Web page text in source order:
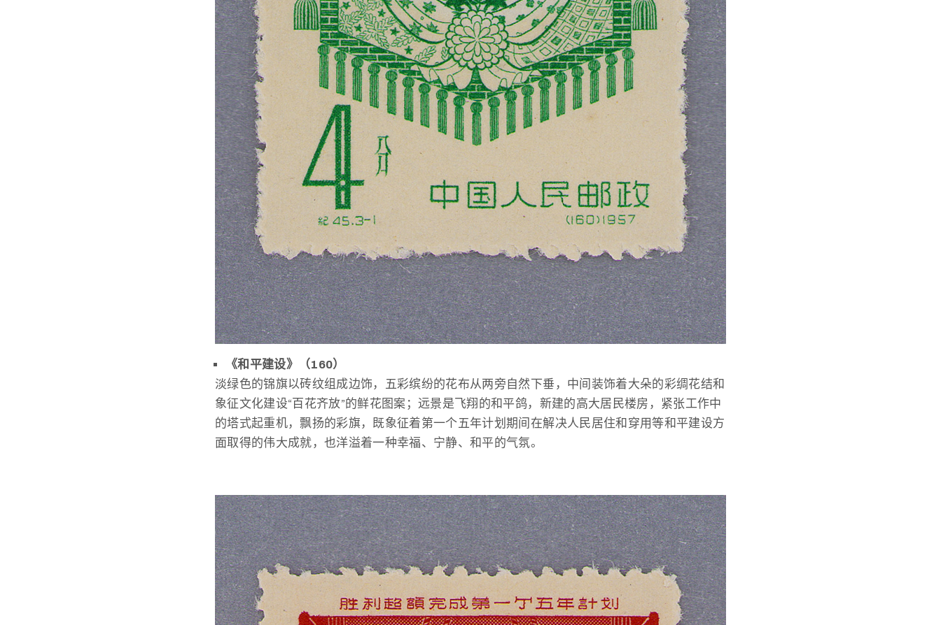
《和平建设》（160）
淡绿色的锦旗以砖纹组成边饰，五彩缤纷的花布从两旁自然下垂，中间装饰着大朵的彩绸花结和
象征文化建设“百花齐放”的鲜花图案；远景是飞翔的和平鸽，新建的高大居民楼房，紧张工作中
的塔式起重机，飘扬的彩旗，既象征着第一个五年计划期间在解决人民居住和穿用等和平建设方
面取得的伟大成就，也洋溢着一种幸福、宁静、和平的气氛。